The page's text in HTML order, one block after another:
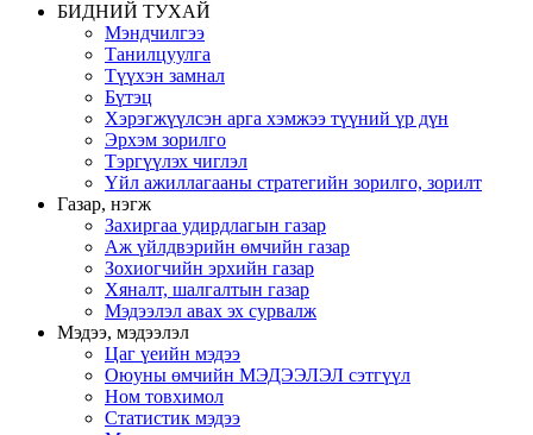
БИДНИЙ ТУХАЙ
Мэндчилгээ
Танилцуулга
Түүхэн замнал
Бүтэц
Хэрэгжүүлсэн арга хэмжээ түүний үр дүн
Эрхэм зорилго
Тэргүүлэх чиглэл
Үйл ажиллагааны стратегийн зорилго, зорилт
Газар, нэгж
Захиргаа удирдлагын газар
Аж үйлдвэрийн өмчийн газар
Зохиогчийн эрхийн газар
Хяналт, шалгалтын газар
Мэдээлэл авах эх сурвалж
Мэдээ, мэдээлэл
Цаг үеийн мэдээ
Оюуны өмчийн МЭДЭЭЛЭЛ сэтгүүл
Ном товхимол
Статистик мэдээ